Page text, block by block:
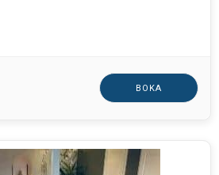
BOKA